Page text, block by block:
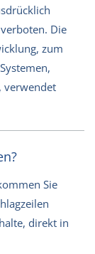
Die
zum
verwendet
Sie
direkt in